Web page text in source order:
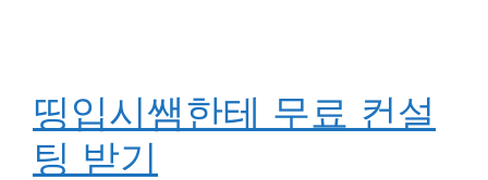
띵입시쌤한테 무료 컨설
팅 받기